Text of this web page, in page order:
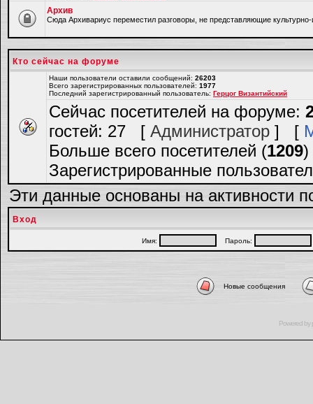
Архив
Cюда Архивариус переместил разговоры, не представляющие культурно-
Кто сейчас на форуме
Наши пользователи оставили сообщений: 26203
Всего зарегистрированных пользователей: 1977
Последний зарегистрированный пользователь: Герцог Византийский
Сейчас посетителей на форуме:
гостей: 27 [ Администратор ] [
Больше всего посетителей (1209)
Зарегистрированные
Эти данные основаны на активности
Вход
Имя: Пароль:
Новые сообщения
Powered by